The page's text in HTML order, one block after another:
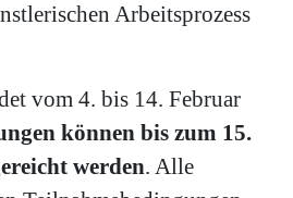
Arbeitsprozess
vom 4. bis 14. Februar
können bis zum 15.
werden. Alle